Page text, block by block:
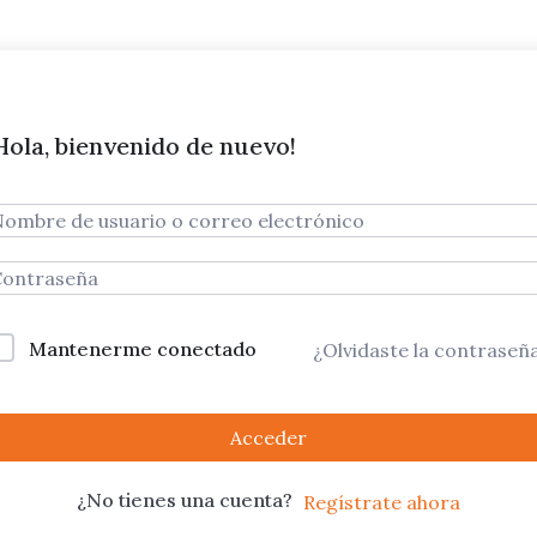
bienvenido de nuevo!
Mantenerme conectado ¿Olvidaste la
Acceder
¿No tienes una cuenta? Regístrate ahora